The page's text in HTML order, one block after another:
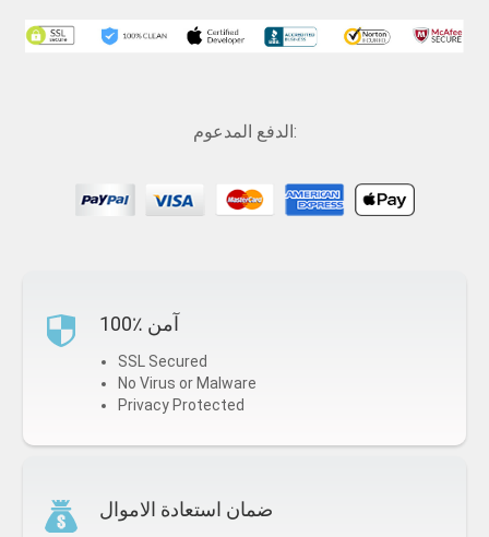
الدفع المدعوم:
100٪ آمن
SSL Secured
No Virus or Malware
Privacy Protected
ضمان استعادة الاموال